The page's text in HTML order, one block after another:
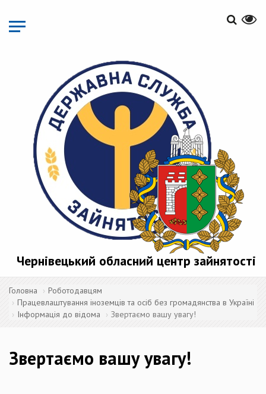
основного
матеріалу
Чернівецький обласний центр зайнятості
Головна
Роботодавцям
Працевлаштування іноземців та осіб без громадянства в Україні
Інформація до відома
Звертаємо вашу увагу!
Звертаємо вашу увагу!